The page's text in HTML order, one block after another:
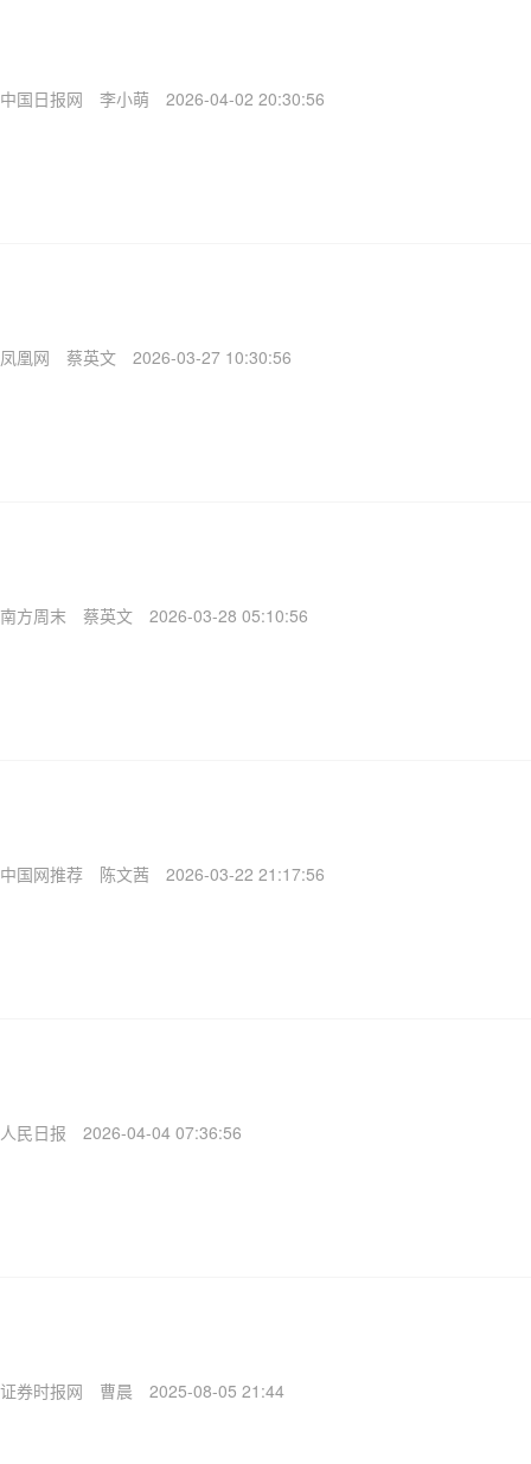
中国日报网 李小萌 2026-04-02 20:30:56
凤凰网 蔡英文 2026-03-27 10:30:56
南方周末 蔡英文 2026-03-28 05:10:56
中国网推荐 陈文茜 2026-03-22 21:17:56
人民日报 2026-04-04 07:36:56
证券时报网 曹晨 2025-08-05 21:44